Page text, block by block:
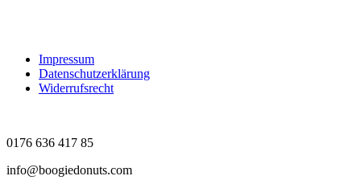
Impressum
Datenschutzerklärung
Widerrufsrecht
0176 636 417 85
info@boogiedonuts.com